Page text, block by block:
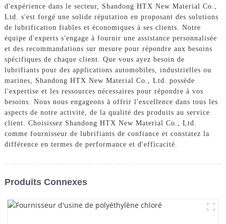
d'expérience dans le secteur, Shandong HTX New Material Co.,
Ltd. s'est forgé une solide réputation en proposant des solutions
de lubrification fiables et économiques à ses clients. Notre
équipe d'experts s'engage à fournir une assistance personnalisée
et des recommandations sur mesure pour répondre aux besoins
spécifiques de chaque client. Que vous ayez besoin de
lubrifiants pour des applications automobiles, industrielles ou
marines, Shandong HTX New Material Co., Ltd. possède
l'expertise et les ressources nécessaires pour répondre à vos
besoins. Nous nous engageons à offrir l'excellence dans tous les
aspects de notre activité, de la qualité des produits au service
client. Choisissez Shandong HTX New Material Co., Ltd.
comme fournisseur de lubrifiants de confiance et constatez la
différence en termes de performance et d'efficacité.
Produits Connexes